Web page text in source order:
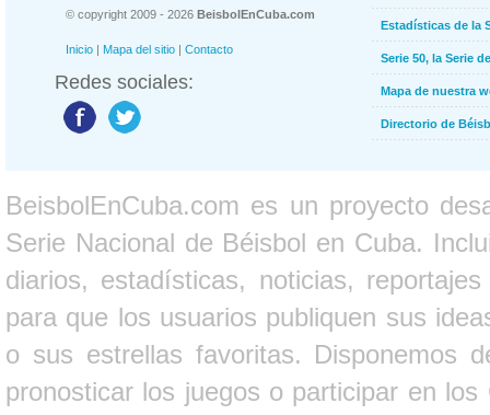
© copyright 2009 - 2026 BeisbolEnCuba.com
Inicio | Mapa del sitio | Contacto
Redes sociales:
Estadísticas de la
Serie 50, la Serie
Mapa de nuestra
Directorio de
BeisbolEnCuba.com es un proyecto
Serie Nacional de Béisbol en Cuba.
diarios, estadísticas, noticias,
para que los usuarios publiquen sus
o sus estrellas favoritas. Disponemos
pronosticar los juegos o participar en